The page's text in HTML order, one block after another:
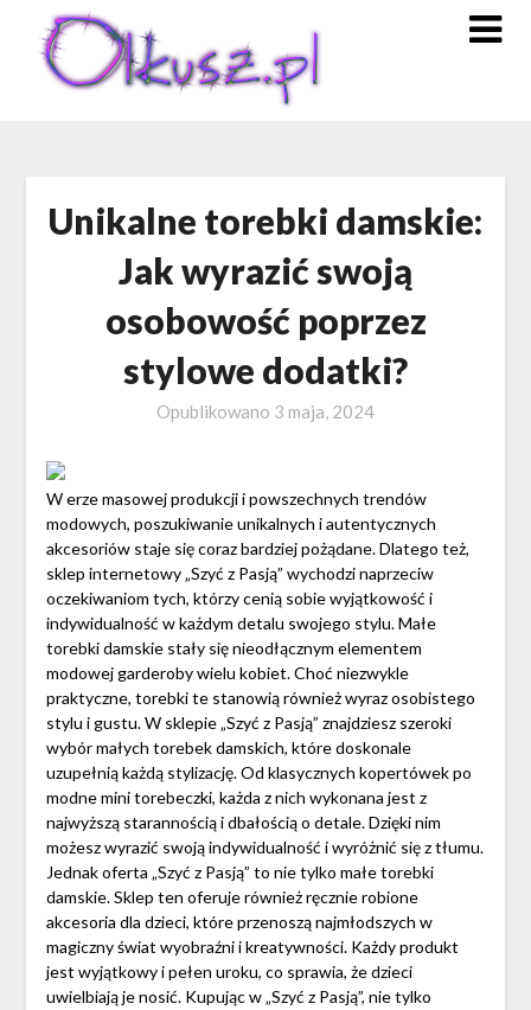
content
Unikalne torebki damskie:
Jak wyrazić swoją
osobowość poprzez
stylowe dodatki?
Opublikowano 3 maja, 2024
W erze masowej produkcji i powszechnych trendów
modowych, poszukiwanie unikalnych i autentycznych
akcesoriów staje się coraz bardziej pożądane. Dlatego też,
sklep internetowy „Szyć z Pasją” wychodzi naprzeciw
oczekiwaniom tych, którzy cenią sobie wyjątkowość i
indywidualność w każdym detalu swojego stylu. Małe
torebki damskie stały się nieodłącznym elementem
modowej garderoby wielu kobiet. Choć niezwykle
praktyczne, torebki te stanowią również wyraz osobistego
stylu i gustu. W sklepie „Szyć z Pasją” znajdziesz szeroki
wybór małych torebek damskich, które doskonale
uzupełnią każdą stylizację. Od klasycznych kopertówek po
modne mini torebeczki, każda z nich wykonana jest z
najwyższą starannością i dbałością o detale. Dzięki nim
możesz wyrazić swoją indywidualność i wyróżnić się z tłumu.
Jednak oferta „Szyć z Pasją” to nie tylko małe torebki
damskie. Sklep ten oferuje również ręcznie robione
akcesoria dla dzieci, które przenoszą najmłodszych w
magiczny świat wyobraźni i kreatywności. Każdy produkt
jest wyjątkowy i pełen uroku, co sprawia, że dzieci
uwielbiają je nosić. Kupując w „Szyć z Pasją”, nie tylko